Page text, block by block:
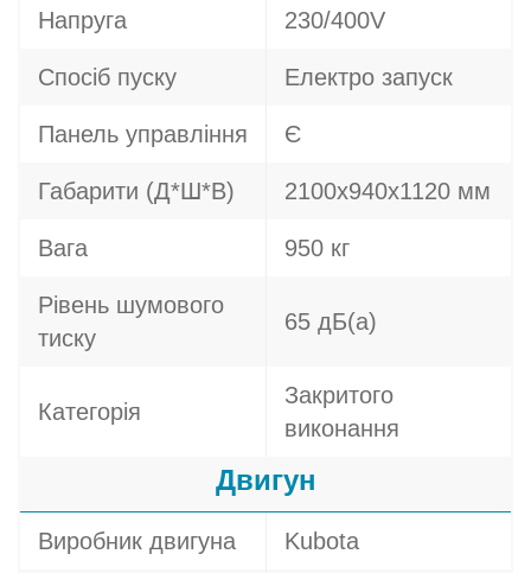
Напруга 230/400V
Спосіб пуску Електро запуск
Панель управління Є
Габарити (Д*Ш*В) 2100х940х1120 мм
Вага 950 кг
Рівень шумового
тиску
65 дБ(а)
Категорія
Закритого
виконання
Двигун
Виробник двигуна Kubota